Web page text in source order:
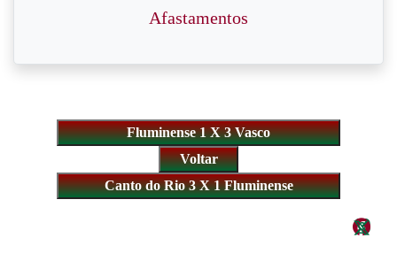
Afastamentos